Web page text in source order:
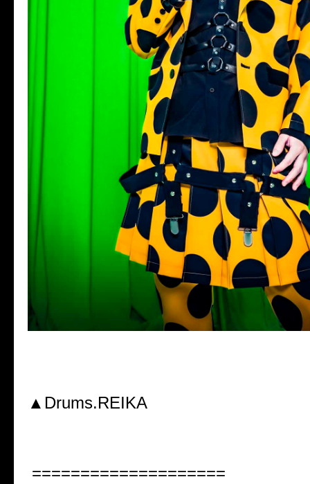
▲Drums.REIKA
====================